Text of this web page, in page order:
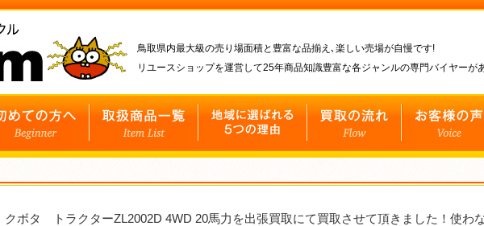
鳥取県内最大級の売り場面積と豊富な品揃え､楽しい売場が自慢です!
リユースショップを運営して25年商品知識豊富な各ジャンルの専門バイヤーが
クボタ トラクターZL2002D 4WD 20馬力を出張買取にて買取させて頂きました！使わ